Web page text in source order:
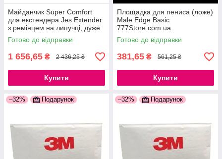
Майданчик Super Comfort
для екстендера Jes Extender
з ремінцем на липучці, дуже
комфортна 777Store.com.ua
Готово до відправки
1 656,65 ₴ 2 436,25 ₴
Купити
Площадка для пениса (ложе)
Male Edge Basic
777Store.com.ua
Готово до відправки
381,65 ₴ 561,25 ₴
Купити
–32% Подарунок –32% Подарунок